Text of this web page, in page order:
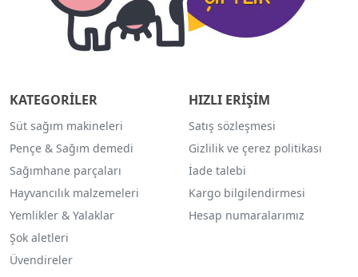
KATEGORİLER
Süt sağım makineleri
Pençe & Sağım demedi
Sağımhane parçaları
Hayvancılık malzemeleri
Yemlikler & Yalaklar
Şok aletleri
Üvendireler
HIZLI ERİŞİM
Satış sözleşmesi
Gizlilik ve çerez politikası
İade talebi
Kargo bilgilendirmesi
Hesap numaralarımız